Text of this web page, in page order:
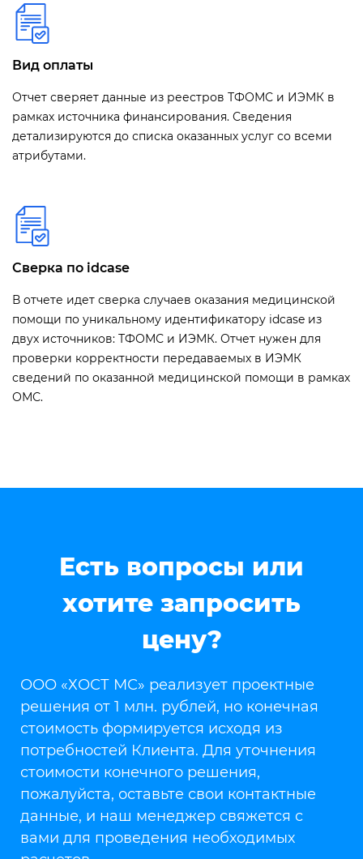
Вид оплаты
Отчет сверяет данные из реестров ТФОМС и ИЭМК в
рамках источника финансирования. Сведения
детализируются до списка оказанных услуг со всеми
атрибутами.
Сверка по idcase
В отчете идет сверка случаев оказания медицинской
помощи по уникальному идентификатору idcase из
двух источников: ТФОМС и ИЭМК. Отчет нужен для
проверки корректности передаваемых в ИЭМК
сведений по оказанной медицинской помощи в рамках
ОМС.
Есть вопросы или
хотите запросить
цену?
ООО «ХОСТ МС» реализует проектные
решения от 1 млн. рублей, но конечная
стоимость формируется исходя из
потребностей Клиента. Для уточнения
стоимости конечного решения,
пожалуйста, оставьте свои контактные
данные, и наш менеджер свяжется с
вами для проведения необходимых